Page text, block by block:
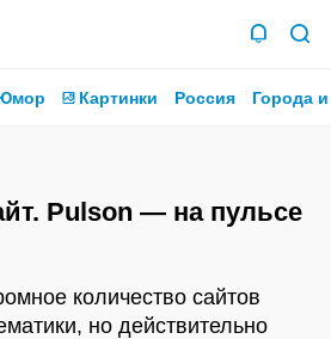
Юмор Картинки Россия Города
Pulson — на пульсе
количество сайтов
но действительно